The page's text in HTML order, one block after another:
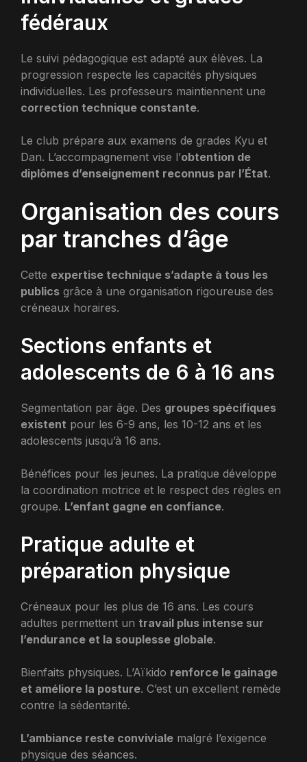
fédéraux
Le suivi pédagogique est adapté aux élèves. La
progression respecte les capacités physiques
individuelles. Les professeurs maintiennent une
correction technique constante.
Le club prépare aux examens de grades Kyu et
Dan. L’accompagnement vise l’obtention de
diplômes d’enseignement reconnus par l’État.
Organisation des cours
par tranches d’âge
Cette expertise technique s’adapte à tous les
publics grâce à une organisation rigoureuse des
créneaux horaires.
Sections enfants et
adolescents de 6 à 16 ans
Segmentation par âge. Des groupes spécifiques
existent pour les 6-9 ans, les 10-12 ans et les
adolescents jusqu’à 16 ans.
Bénéfices pour les jeunes. La pratique développe
la coordination motrice et le respect des règles en
groupe. L’enfant gagne en confiance.
Pratique adulte et
préparation physique
Créneaux pour les plus de 16 ans. Les cours
adultes permettent un travail plus intense sur
l’endurance et la souplesse globale.
Bienfaits physiques. L’Aïkido renforce le gainage
et améliore la posture. C’est un excellent remède
contre la sédentarité.
L’ambiance reste conviviale malgré l’exigence
physique des séances.